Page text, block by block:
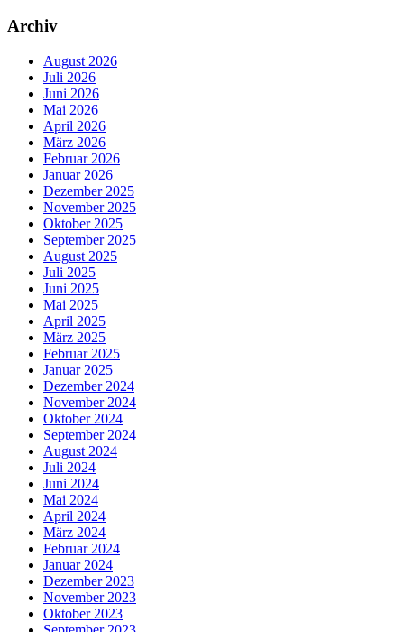
Archiv
August 2026
Juli 2026
Juni 2026
Mai 2026
April 2026
März 2026
Februar 2026
Januar 2026
Dezember 2025
November 2025
Oktober 2025
September 2025
August 2025
Juli 2025
Juni 2025
Mai 2025
April 2025
März 2025
Februar 2025
Januar 2025
Dezember 2024
November 2024
Oktober 2024
September 2024
August 2024
Juli 2024
Juni 2024
Mai 2024
April 2024
März 2024
Februar 2024
Januar 2024
Dezember 2023
November 2023
Oktober 2023